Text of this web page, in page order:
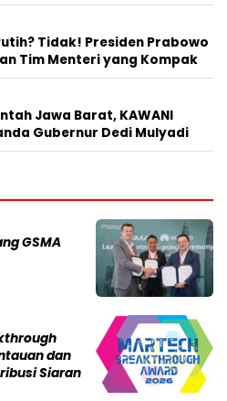
Tidak! Presiden Prabowo
Tim Menteri yang Kompak
Jawa Barat, KAWANI
Gubernur Dedi Mulyadi
GSMA
dan
Siaran